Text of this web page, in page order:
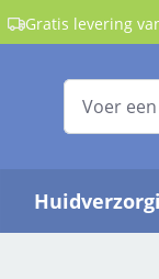
Gratis levering